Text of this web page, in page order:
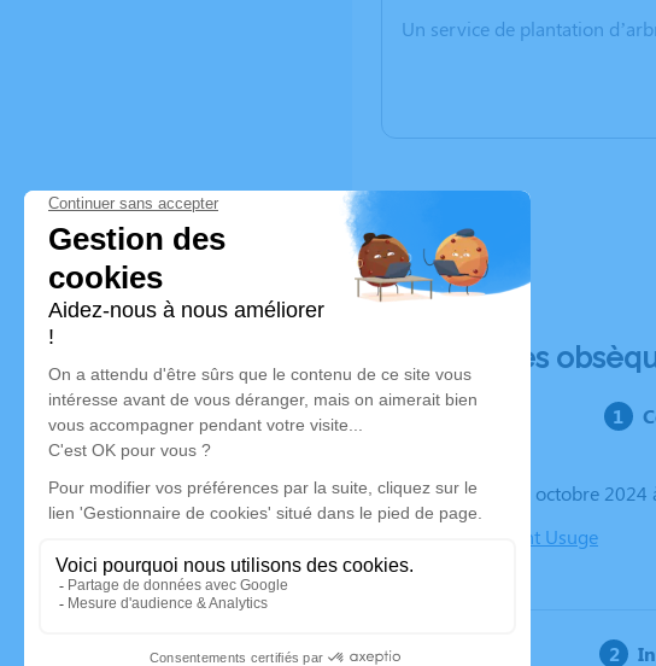
Un service de plantation
Déroulé des
Le jeudi 24 octobre 2024
71500 Saint Usuge